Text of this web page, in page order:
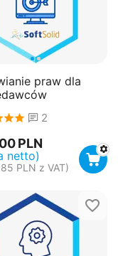
praw dla
2
PLN
netto)
PLN z VAT)